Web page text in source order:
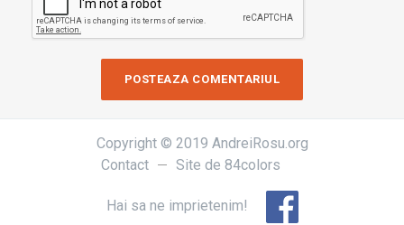
Copyright © 2019 AndreiRosu.org
Contact
Site de 84colors
Hai sa ne imprietenim!